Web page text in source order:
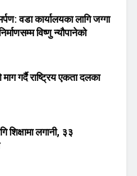
वडा कार्यालयका लागि जग्गा
विष्णु न्यौपानेको
गर्दै राष्ट्रिय एकता दलका
शिक्षामा लगानी, ३३